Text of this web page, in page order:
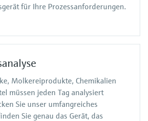
für Ihre Prozessanforderungen.
Molkereiprodukte, Chemikalien
müssen jeden Tag analysiert
Sie unser umfangreiches
Sie genau das Gerät, das